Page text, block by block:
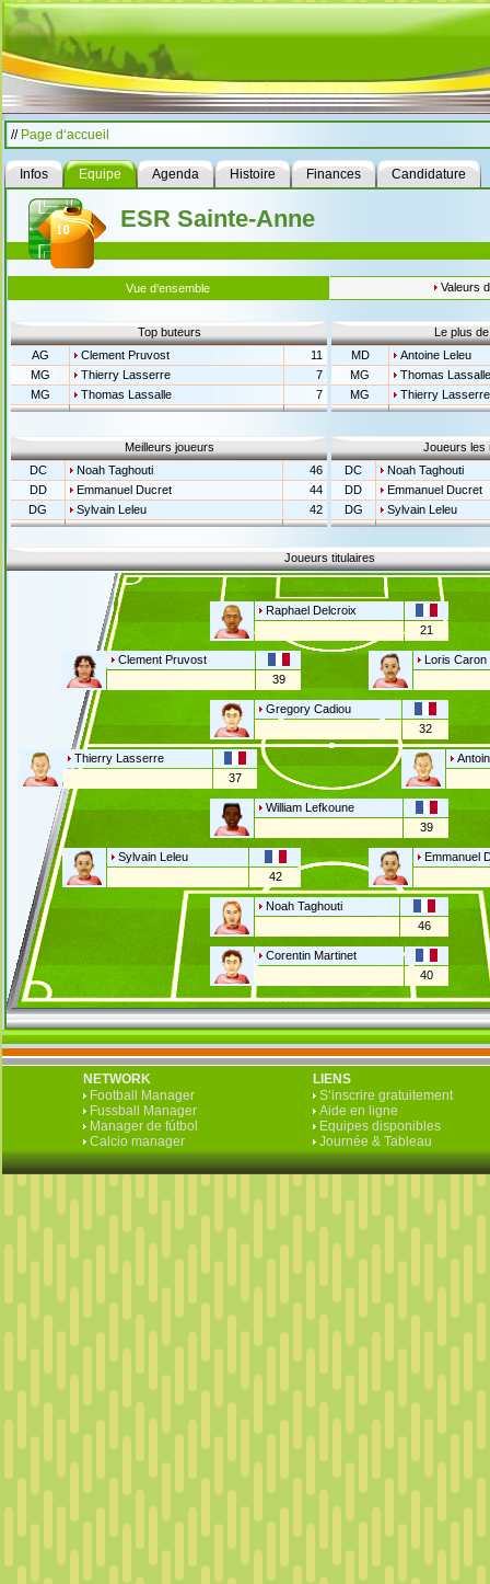
// Page d‘accueil
Infos Equipe Agenda Histoire Finances Candidature
ESR Sainte-Anne
Vue d‘ensemble Valeurs
Top buteurs
AG
Clement Pruvost
11
MG
Thierry Lasserre
7
MG
Thomas Lassalle 7
Le plus
MD
Antoine Leleu
MG
Thomas Lassalle
MG
Thierry Lasserre
Meilleurs joueurs
DC
Noah Taghouti
46
DD
Emmanuel Ducret
44
DG
Sylvain Leleu 42
Joueurs les
DC
Noah Taghouti
DD
Emmanuel Ducret
DG
Sylvain Leleu
Joueurs titulaires
Raphael Delcroix
21
Emmanuel
Clement Pruvost
39
Thierry Lasserre
37
Corentin Martinet
40
William Lefkoune
39
Noah Taghouti
46
Sylvain Leleu
42
Loris Caron
Gregory Cadiou
32
NETWORK
Football Manager
Fussball Manager
Manager de fútbol
Calcio manager
LIENS
S‘inscrire gratuitement
Aide en ligne
Equipes disponibles
Journée & Tableau